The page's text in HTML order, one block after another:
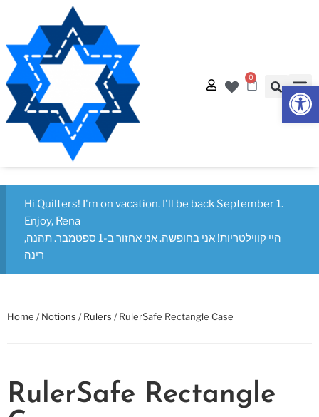
0
Hi Quilters! I'm on vacation. I'll be back September 1.
Enjoy, Rena
היי קווילטריות! אני בחופשה. אני אחזור ב-1 ספטמבר. תהנה,
רינה
Home /Notions /Rulers / RulerSafe Rectangle Case
RulerSafe Rectangle